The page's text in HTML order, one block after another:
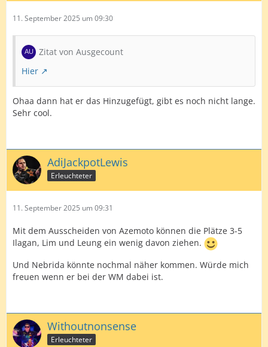
11. September 2025 um 09:30
Zitat von Ausgecount
Hier
Ohaa dann hat er das Hinzugefügt, gibt es noch nicht lange.
Sehr cool.
AdiJackpotLewis
Erleuchteter
11. September 2025 um 09:31
Mit dem Ausscheiden von Azemoto können die Plätze 3-5
Ilagan, Lim und Leung ein wenig davon ziehen.
Und Nebrida könnte nochmal näher kommen. Würde mich
freuen wenn er bei der WM dabei ist.
Withoutnonsense
Erleuchteter